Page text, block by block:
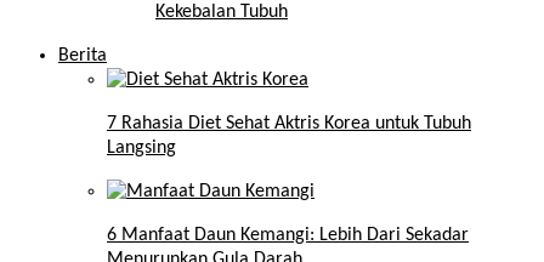
Kekebalan Tubuh
Berita
7 Rahasia Diet Sehat Aktris Korea untuk Tubuh
Langsing
6 Manfaat Daun Kemangi: Lebih Dari Sekadar